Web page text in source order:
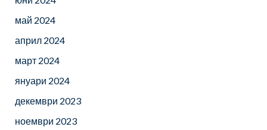
май 2024
април 2024
март 2024
януари 2024
декември 2023
ноември 2023